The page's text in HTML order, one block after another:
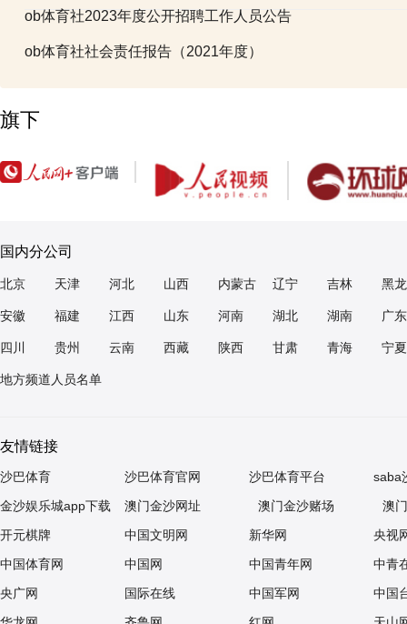
ob体育社2023年度公开招聘工作人员公告
ob体育社社会责任报告（2021年度）
旗下
国内分公司
北京 天津 河北 山西 内蒙古 辽宁 吉林 黑
安徽 福建 江西 山东 河南 湖北 湖南 广东
四川 贵州 云南 西藏 陕西 甘肃 青海 宁夏
地方频道人员名单
友情链接
沙巴体育 沙巴体育官网 沙巴体育平台
saba
金沙娱乐城app下载
澳门金沙网址 澳门金沙赌场
澳
开元棋牌
中国文明网 新华网
央视
中国体育网
中国网 中国青年网
中青
央广网
国际在线 中国军网
中国